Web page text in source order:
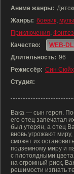
Аниме жанры:
Жанры: боевик,
Приключения,
Качество:
WEB-
Длительность: 96
Режиссёр: Син
Студия:
Вака — сын героя.
его отец запечатал
был утерян, а отец
вновь угрожают
сможет их
подземному миру и
с плотоядными
на огромный риск,
решимости изгнать